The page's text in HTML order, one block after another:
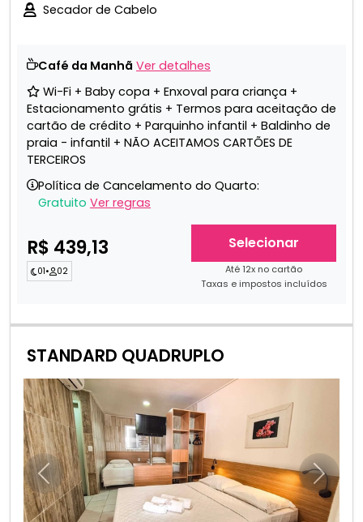
Secador de Cabelo
Café da Manhã Ver detalhes
Wi-Fi + Baby copa + Enxoval para criança +
Estacionamento grátis + Termos para aceitação de
cartão de crédito + Parquinho infantil + Baldinho de
praia - infantil + NÃO ACEITAMOS CARTÕES DE
TERCEIROS
Política de Cancelamento do Quarto:
Gratuito Ver regras
R$ 439,13
01• 02
Selecionar
Até 12x no cartão
Taxas e impostos incluídos
STANDARD QUADRUPLO
Anterior